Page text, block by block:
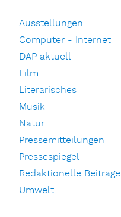
Ausstellungen
Computer - Internet
DAP aktuell
Film
Literarisches
Musik
Natur
Pressemitteilungen
Pressespiegel
Redaktionelle Beiträge
Umwelt